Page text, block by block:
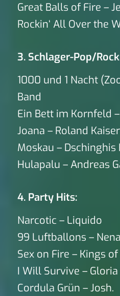
Great Balls of Fire –
Rockin‘ All Over the
3. Schlager-Pop/
1000 und 1 Nacht
Band
Ein Bett im Kornfeld
Joana – Roland Kaiser
Moskau – Dschinghis
Hulapalu – Andreas
4. Party Hits:
Narcotic – Liquido
99 Luftballons – Nena
Sex on Fire – Kings
I Will Survive –
Cordula Grün – Josh.